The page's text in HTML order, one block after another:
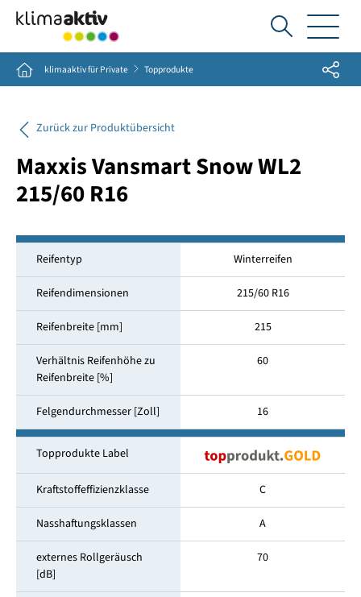
Ich
suche...
Home klimaaktiv für Private Topprodukte Share
Zurück zur Produktübersicht
Maxxis Vansmart Snow WL2
215/60 R16
Reifentyp Winterreifen
Reifendimensionen 215/60 R16
Reifenbreite [mm] 215
Verhältnis Reifenhöhe zu
Reifenbreite [%]
60
Felgendurchmesser [Zoll] 16
Topprodukte Label
Kraftstoffeffizienzklasse C
Nasshaftungsklassen A
externes Rollgeräusch
[dB]
70